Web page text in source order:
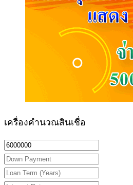
เครื่องคำนวณสินเชื่อ